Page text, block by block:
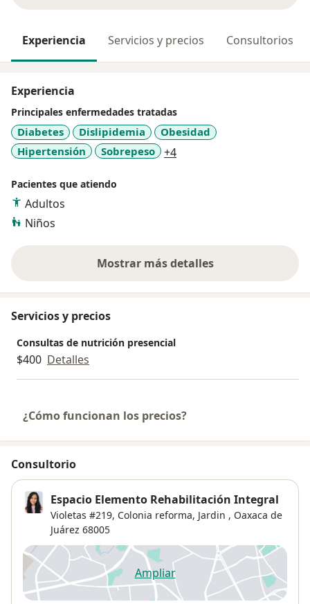
Experiencia Servicios y precios Consultorios
Experiencia
Principales enfermedades tratadas
Diabetes Dislipidemia
Obesidad
Hipertensión
Sobrepeso +4a11y_sr_more_diseases
Pacientes que atiendo
Adultos
Niños
Mostrar más detalles
sobre la experiencia
Servicios y precios
Consultas de nutrición presencial
$400 Detalles
¿Cómo funcionan los precios?
Consultorio
Espacio Elemento Rehabilitación Integral
Violetas #219, Colonia reforma, Jardin , Oaxaca de
Juárez 68005
Ampliarse abre en una nueva